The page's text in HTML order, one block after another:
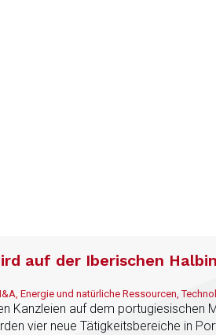
auf der Iberischen
Energie und natürliche Ressourcen,
Kanzleien auf dem portugiesischen
vier neue Tätigkeitsbereiche in